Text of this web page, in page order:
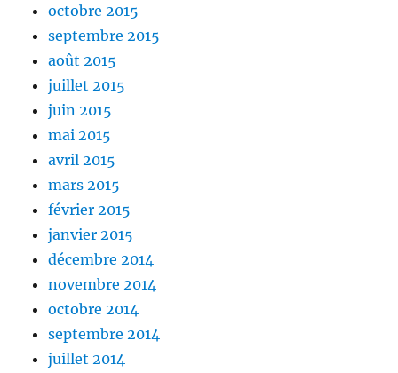
octobre 2015
septembre 2015
août 2015
juillet 2015
juin 2015
mai 2015
avril 2015
mars 2015
février 2015
janvier 2015
décembre 2014
novembre 2014
octobre 2014
septembre 2014
juillet 2014